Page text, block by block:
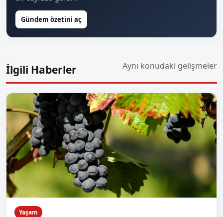
Gündem özetini aç
İlgili Haberler Aynı konudaki gelişmeler
Yaşam